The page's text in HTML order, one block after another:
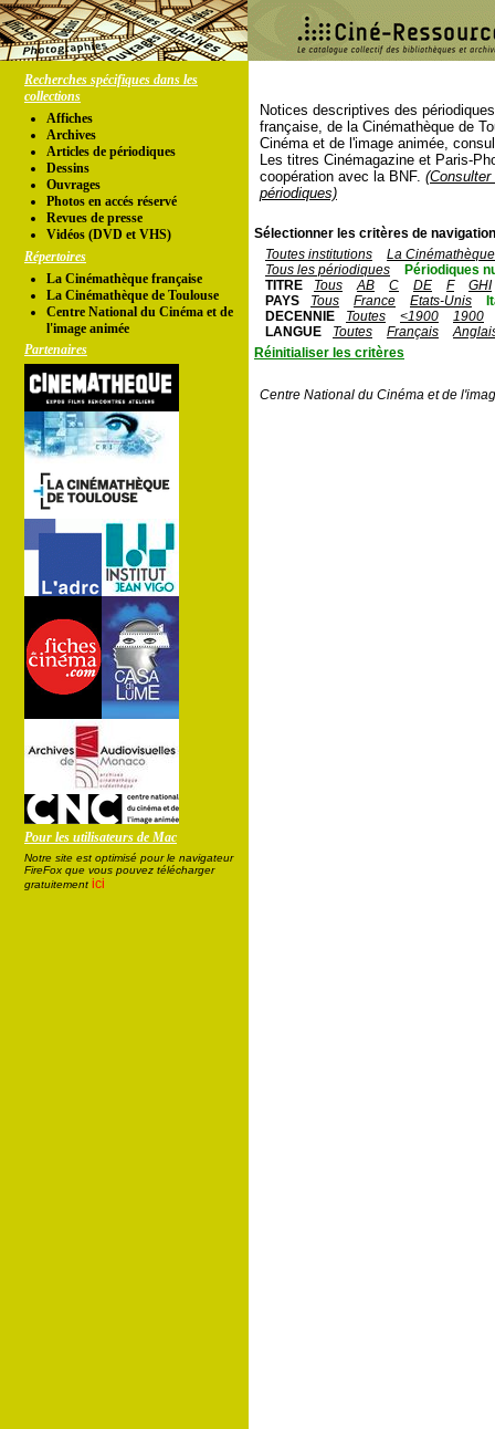
Recherches spécifiques dans les
collections
Affiches
Archives
Articles de périodiques
Dessins
Ouvrages
Photos en accés réservé
Revues de presse
Vidéos (DVD et VHS)
Répertoires
La Cinémathèque française
La Cinémathèque de Toulouse
Centre National du Cinéma et de
l'image animée
Partenaires
Pour les utilisateurs de Mac
Notre site est optimisé pour le navigateur
FireFox que vous pouvez télécharger
gratuitement ici
Notices descriptives des
française, de la Cinémathèque de
Cinéma et de l'image animée,
Les titres Cinémagazine et Paris-
coopération avec la BNF.
périodiques)
Sélectionner les critères de
Toutes institutions
La
Tous les périodiques
Périodiques
TITRE
Tous AB C DE F
GHI
PAYS
Tous France Etats-Unis
DECENNIE
Toutes <1900
1900
LANGUE
Toutes Français
Réinitialiser les critères
Centre National du Cinéma et de